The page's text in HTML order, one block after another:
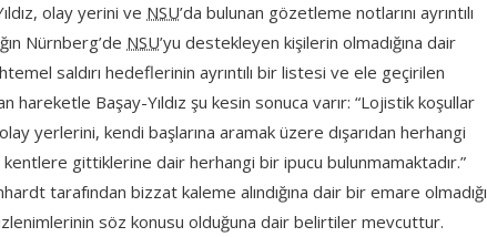
olay yerini ve NSU’da bulunan gözetleme notlarını ayrıntılı
Nürnberg’de NSU’yu destekleyen kişilerin olmadığına dair
saldırı hedeflerinin ayrıntılı bir listesi ve ele geçirilen
hareketle Başay-Yıldız şu kesin sonuca varır: “Lojistik koşullar
yerlerini, kendi başlarına aramak üzere dışarıdan herhangi
gittiklerine dair herhangi bir ipucu bulunmamaktadır.”
tarafından bizzat kaleme alındığına dair bir emare olmadığı
söz konusu olduğuna dair belirtiler mevcuttur.